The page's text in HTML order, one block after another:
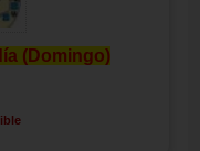
(Domingo)